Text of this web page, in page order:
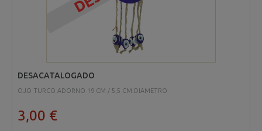
DESACATALOGADO
OJO TURCO ADORNO 19 CM / 5,5 CM DIAMETRO
3,00 €